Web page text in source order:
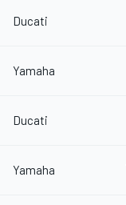
Ducati
Yamaha
Ducati
Yamaha